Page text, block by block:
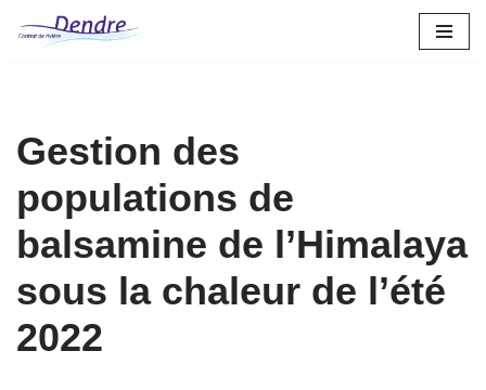
Gestion des
populations de
balsamine de l’Himalaya
sous la chaleur de l’été
2022